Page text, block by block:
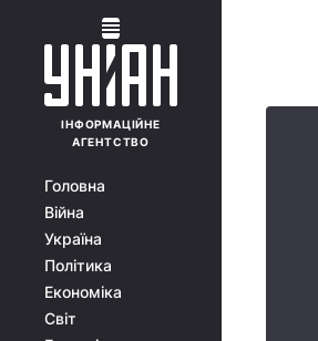
ІНФОРМАЦІЙНЕ
АГЕНТСТВО
Головна
Війна
Україна
Політика
Економіка
Світ